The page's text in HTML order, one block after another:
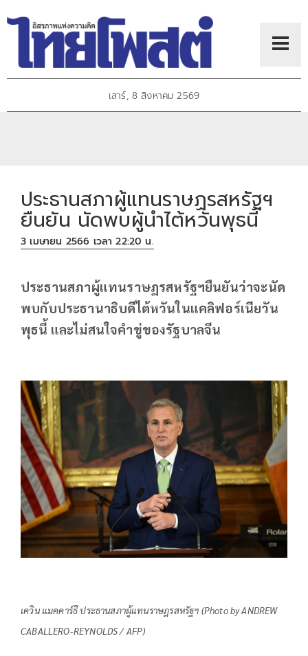
เสาร์, 8 สิงหาคม 2569
ประธานสภาผู้แทนราษฏรสหรัฐฯ
ยืนยัน นัดพบผู้นำไต้หวันพุธนี้
3 เมษายน 2566 เวลา 22:20 น.
ประธานสภาผู้แทนราษฎรสหรัฐฯยืนยันว่าจะนัด
พบกับประธานาธิบดีไต้หวันในแคลิฟอร์เนียวัน
พุธนี้ และไม่สนใจคำขู่ของรัฐบาลจีน
เควิน แมคคาร์ธี ประธานสภาผู้แทนราษฎรสหรัฐฯ (Photo by ANDREW
CABALLERO-REYNOLDS / AFP)